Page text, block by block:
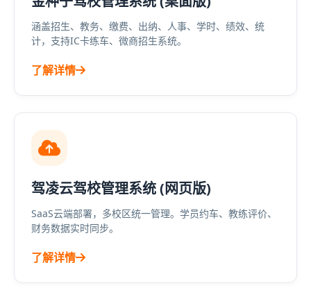
涵盖招生、教务、缴费、出纳、人事、学时、绩效、统
计，支持IC卡练车、微商招生系统。
了解详情
驾凌云驾校管理系统 (网页版)
SaaS云端部署，多校区统一管理。学员约车、教练评价、
财务数据实时同步。
了解详情